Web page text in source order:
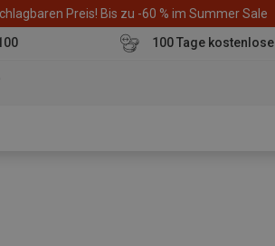
Preis! Bis zu -60 % im Summer Sale
100 Tage